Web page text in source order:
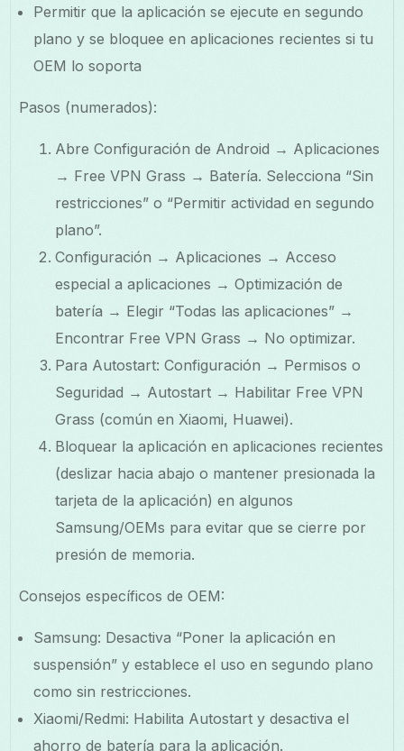
Permitir que la aplicación se ejecute en segundo
plano y se bloquee en aplicaciones recientes si tu
OEM lo soporta
Pasos (numerados):
Abre Configuración de Android → Aplicaciones
→ Free VPN Grass → Batería. Selecciona “Sin
restricciones” o “Permitir actividad en segundo
plano”.
Configuración → Aplicaciones → Acceso
especial a aplicaciones → Optimización de
batería → Elegir “Todas las aplicaciones” →
Encontrar Free VPN Grass → No optimizar.
Para Autostart: Configuración → Permisos o
Seguridad → Autostart → Habilitar Free VPN
Grass (común en Xiaomi, Huawei).
Bloquear la aplicación en aplicaciones recientes
(deslizar hacia abajo o mantener presionada la
tarjeta de la aplicación) en algunos
Samsung/OEMs para evitar que se cierre por
presión de memoria.
Consejos específicos de OEM:
Samsung: Desactiva “Poner la aplicación en
suspensión” y establece el uso en segundo plano
como sin restricciones.
Xiaomi/Redmi: Habilita Autostart y desactiva el
ahorro de batería para la aplicación.